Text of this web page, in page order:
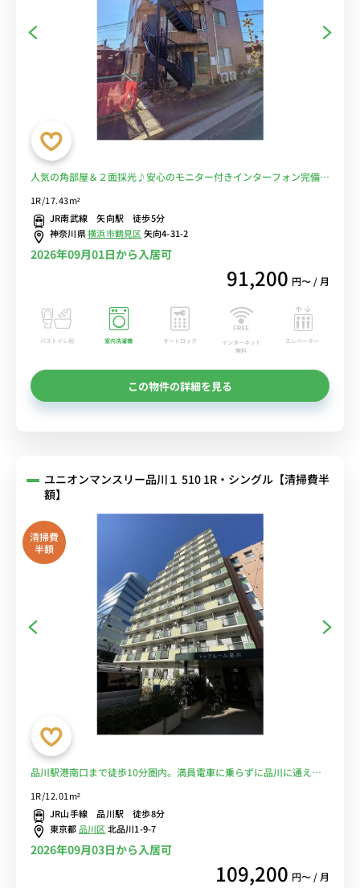
人気の角部屋＆２面採光♪安心のモニター付きインターフォン完備♪
や武蔵小杉駅へ乗換なし/24時間営業のスーパーマーケット「西友」
へ徒歩5分■選べるWi-Fi格安レンタル中！
1R/17.43m²
JR南武線 矢向駅 徒歩5分
神奈川県横浜市鶴見区矢向4-31-2
2026年09月01日から入居可
91,200 円〜 / 月
バストイレ別 室内洗濯機 オートロック
インターネット
無料
エレベーター
この物件の詳細を見る
ユニオンマンスリー品川１ 510 1R・シングル【清掃費半
額】
清掃費
半額
品川駅港南口まで徒歩10分圏内。満員電車に乗らずに品川に通え
1R/12.01m²
JR山手線 品川駅 徒歩8分
東京都品川区北品川1-9-7
2026年09月03日から入居可
109,200 円〜 / 月